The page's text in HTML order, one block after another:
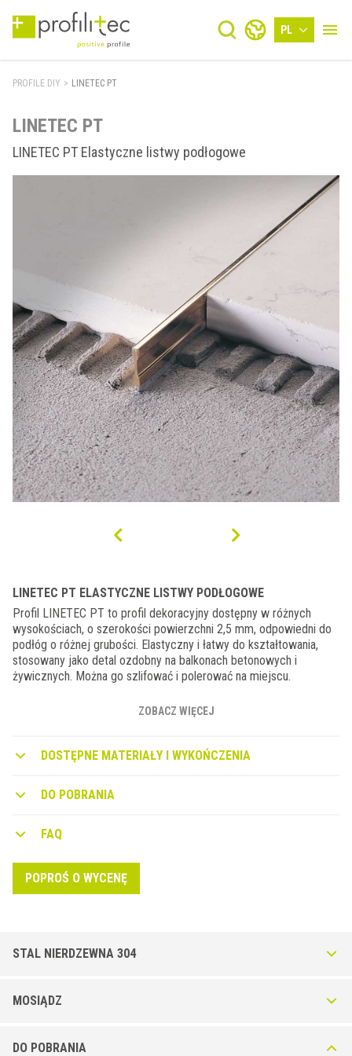
PL
PROFILE DIY > LINETEC PT
LINETEC PT
LINETEC PT Elastyczne listwy podłogowe
LINETEC PT ELASTYCZNE LISTWY PODŁOGOWE
Profil LINETEC PT to profil dekoracyjny dostępny w różnych
wysokościach, o szerokości powierzchni 2,5 mm, odpowiedni do
podłóg o różnej grubości. Elastyczny i łatwy do kształtowania,
stosowany jako detal ozdobny na balkonach betonowych i
żywicznych. Można go szlifować i polerować na miejscu.
ZOBACZ WIĘCEJ
DOSTĘPNE MATERIAŁY I WYKOŃCZENIA
DO POBRANIA
FAQ
POPROŚ O WYCENĘ
STAL NIERDZEWNA 304
Natural
rozcieńczonych chemikaliów występujących w laboratoriach i
MOSIĄDZ
DO POBRANIA